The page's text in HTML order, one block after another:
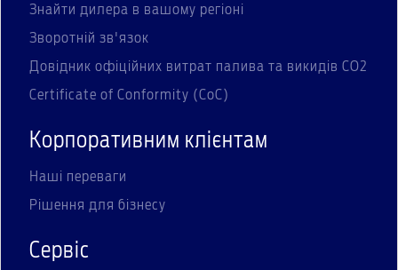
Знайти дилера в вашому регіоні
Зворотній зв'язок
Довідник офіційних витрат палива та викидів СО2
Certificate of Conformity (CoC)
Корпоративним клієнтам
Наші переваги
Рішення для бізнесу
Сервіс